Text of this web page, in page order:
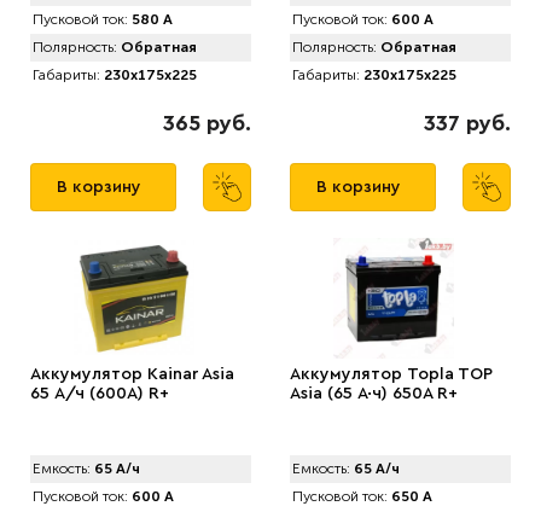
Пусковой ток: 580 А
Полярность: Обратная
Габариты: 230x175x225
365 руб.
В корзину
Пусковой ток: 600 А
Полярность: Обратная
Габариты: 230x175x225
337 руб.
В корзину
Аккумулятор Kainar Asia
65 А/ч (600A) R+
Емкость: 65 А/ч
Пусковой ток: 600 А
Аккумулятор Topla TOP
Asia (65 А·ч) 650A R+
Емкость: 65 А/ч
Пусковой ток: 650 А